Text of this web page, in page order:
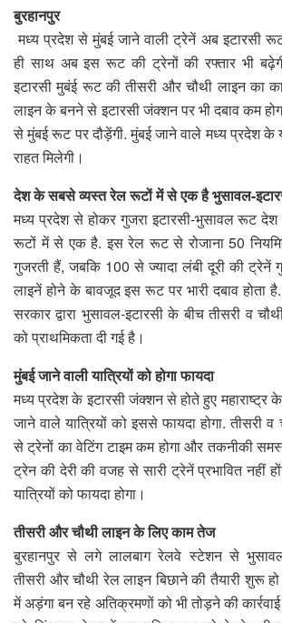
बुरहानपुर
मध्य प्रदेश से मुंबई जाने वाली ट्रेनें अब इटारसी
ही साथ अब इस रूट की ट्रेनों की रफ्तार भी
इटारसी मुबंई रूट की तीसरी और चौथी लाइन का
लाइन के बनने से इटारसी जंक्शन पर भी दबाव कम
से मुंबई रूट पर दौड़ेंगी. मुंबई जाने वाले मध्य प्रदेश के
राहत मिलेगी।
देश के सबसे व्यस्त रेल रूटों में से एक है भुसावल-
मध्य प्रदेश से होकर गुजरा इटारसी-भुसावल रूट
रूटों में से एक है. इस रेल रूट से रोजाना 50
गुजरती हैं, जबकि 100 से ज्यादा लंबी दूरी की ट्रेनें
लाइनें होने के बावजूद इस रूट पर भारी दबाव होता
सरकार द्वारा भुसावल-इटारसी के बीच तीसरी व
को प्राथमिकता दी गई है।
मुंबई जाने वाली यात्रियों को होगा फायदा
मध्य प्रदेश के इटारसी जंक्शन से होते हुए महाराष्ट्र
जाने वाले यात्रियों को इससे फायदा होगा. तीसरी व
से ट्रेनों का वेटिंग टाइम कम होगा और तकनीकी
ट्रेन की देरी की वजह से सारी ट्रेनें प्रभावित नहीं
यात्रियों को फायदा होगा।
तीसरी और चौथी लाइन के लिए काम तेज
बुरहानपुर से लगे लालबाग रेलवे स्टेशन से
तीसरी और चौथी रेल लाइन बिछाने की तैयारी शुरू
में अड़ंगा बन रहे अतिक्रमणों को भी तोड़ने की